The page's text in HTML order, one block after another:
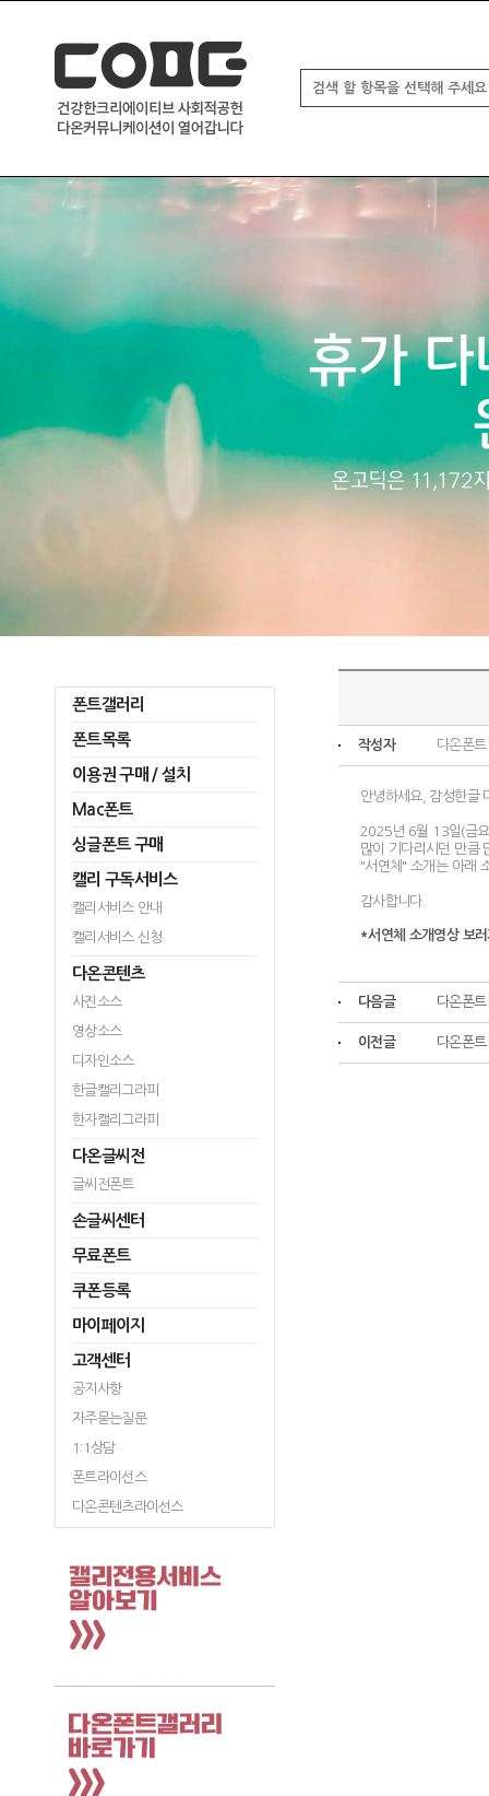
폰트갤러리
폰트목록
이용권 구매 / 설치
Mac폰트
싱글폰트 구매
캘리 구독서비스
캘리서비스 안내
캘리서비스 신청
다온콘텐츠
사진소스
영상소스
디자인소스
한글캘리그라피
한자캘리그라피
다온글씨전
글씨전폰트
손글씨센터
무료폰트
쿠폰등록
마이페이지
고객센터
공지사항
자주묻는질문
1:1상담
폰트라이선스
다온콘텐츠라이선스
작성자 다온폰트
안녕하세요, 감성한글
2025년 6월 13일(금
많이 기다리시던 만큼
"서연체" 소개는 아래
감사합니다.
*서연체 소개영상 보
다음글 다온폰
이전글 다온폰